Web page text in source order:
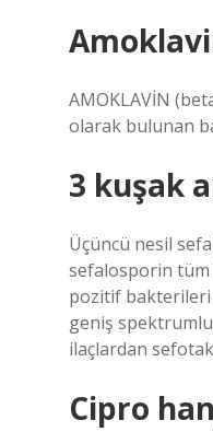
AMOKLAVİN
olarak bulunan
3 kuşak
Üçüncü nesil
sefalosporin tüm
pozitif bakterileri
geniş
ilaçlardan
Cipro